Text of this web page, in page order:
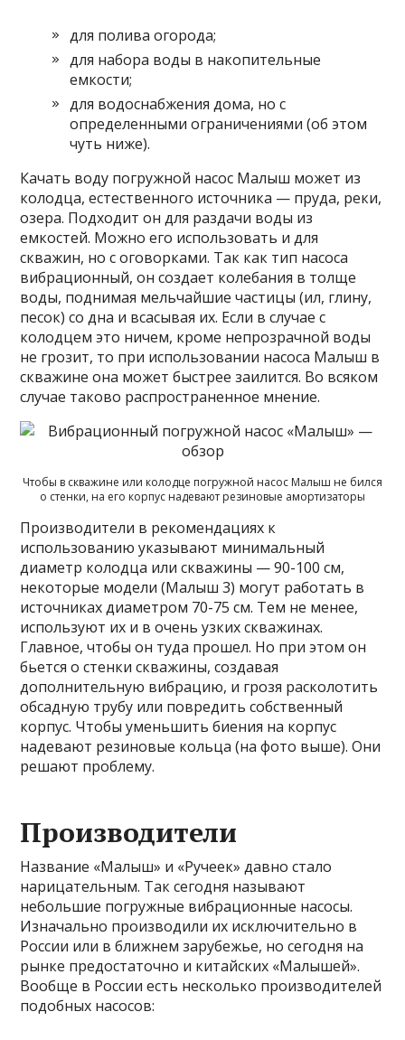
для полива огорода;
для набора воды в накопительные
емкости;
для водоснабжения дома, но с
определенными ограничениями (об этом
чуть ниже).
Качать воду погружной насос Малыш может из
колодца, естественного источника — пруда, реки,
озера. Подходит он для раздачи воды из
емкостей. Можно его использовать и для
скважин, но с оговорками. Так как тип насоса
вибрационный, он создает колебания в толще
воды, поднимая мельчайшие частицы (ил, глину,
песок) со дна и всасывая их. Если в случае с
колодцем это ничем, кроме непрозрачной воды
не грозит, то при использовании насоса Малыш в
скважине она может быстрее заилится. Во всяком
случае таково распространенное мнение.
Чтобы в скважине или колодце погружной насос Малыш не бился
о стенки, на его корпус надевают резиновые амортизаторы
Производители в рекомендациях к
использованию указывают минимальный
диаметр колодца или скважины — 90-100 см,
некоторые модели (Малыш 3) могут работать в
источниках диаметром 70-75 см. Тем не менее,
используют их и в очень узких скважинах.
Главное, чтобы он туда прошел. Но при этом он
бьется о стенки скважины, создавая
дополнительную вибрацию, и грозя расколотить
обсадную трубу или повредить собственный
корпус. Чтобы уменьшить биения на корпус
надевают резиновые кольца (на фото выше). Они
решают проблему.
Производители
Название «Малыш» и «Ручеек» давно стало
нарицательным. Так сегодня называют
небольшие погружные вибрационные насосы.
Изначально производили их исключительно в
России или в ближнем зарубежье, но сегодня на
рынке предостаточно и китайских «Малышей».
Вообще в России есть несколько производителей
подобных насосов: